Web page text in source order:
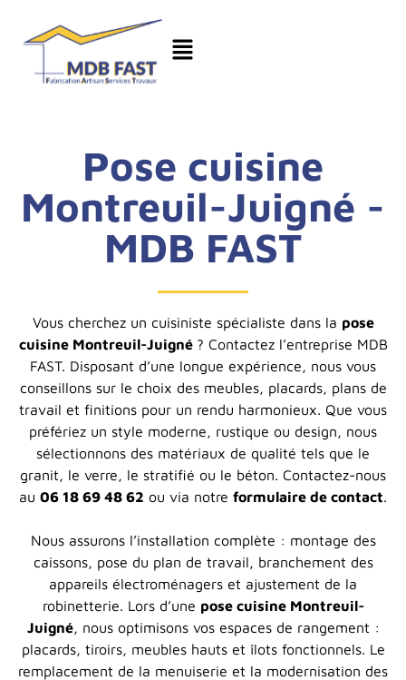
Pose cuisine
Montreuil-Juigné -
MDB FAST
Vous cherchez un cuisiniste spécialiste dans la pose
cuisine Montreuil-Juigné ? Contactez l’entreprise MDB
FAST. Disposant d’une longue expérience, nous vous
conseillons sur le choix des meubles, placards, plans de
travail et finitions pour un rendu harmonieux. Que vous
préfériez un style moderne, rustique ou design, nous
sélectionnons des matériaux de qualité tels que le
granit, le verre, le stratifié ou le béton. Contactez-nous
au 06 18 69 48 62 ou via notre formulaire de contact.
Nous assurons l’installation complète : montage des
caissons, pose du plan de travail, branchement des
appareils électroménagers et ajustement de la
robinetterie. Lors d’une pose cuisine Montreuil-
Juigné, nous optimisons vos espaces de rangement :
placards, tiroirs, meubles hauts et îlots fonctionnels. Le
remplacement de la menuiserie et la modernisation des